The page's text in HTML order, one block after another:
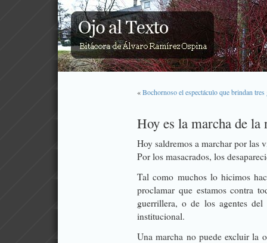
«Bochornoso el espectáculo que brindan
Hoy es la marcha de la
Hoy saldremos a marchar por las
Por los masacrados, los
Tal como muchos lo hicimos
proclamar que estamos contra
guerrillera, o de los agentes
institucional.
Una marcha no puede excluir la